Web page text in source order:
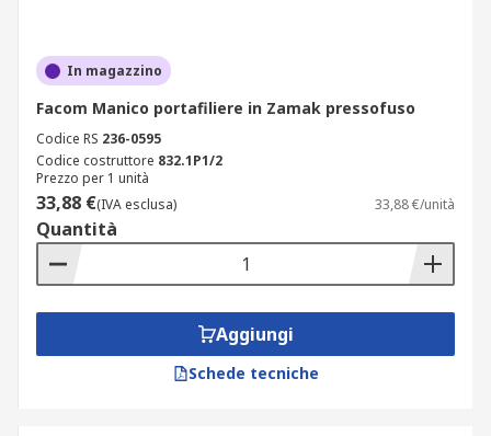
In magazzino
Facom Manico portafiliere in Zamak pressofuso
Codice RS 236-0595
Codice costruttore 832.1P1/2
Prezzo per 1 unità
33,88 €(IVA esclusa) 33,88 €/unità
Quantità
Aggiungi
Schede tecniche